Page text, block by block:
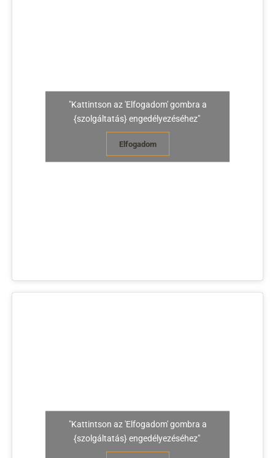
"Kattintson az 'Elfogadom' gombra a
{szolgáltatás} engedélyezéséhez"
Elfogadom
"Kattintson az 'Elfogadom' gombra a
{szolgáltatás} engedélyezéséhez"